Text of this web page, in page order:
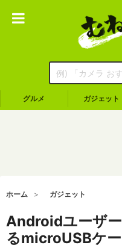
グルメ ガジェット
ホーム ガジェット
Androidユーザ
るmicroUSBケ